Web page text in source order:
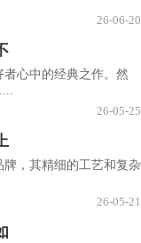
26-06-20
心中的经典之作。然
26-05-25
，其精细的工艺和复杂
26-05-21